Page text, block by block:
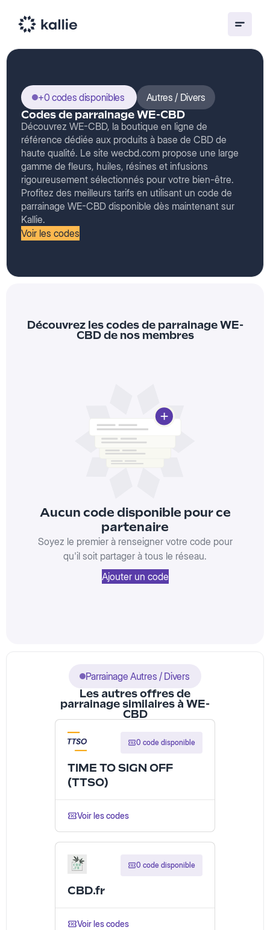
+0 codes disponibles Autres / Divers
Codes de parrainage WE-CBD
Découvrez WE-CBD, la boutique en ligne de
référence dédiée aux produits à base de CBD de
haute qualité. Le site wecbd.com propose une large
gamme de fleurs, huiles, résines et infusions
rigoureusement sélectionnés pour votre bien-être.
Profitez des meilleurs tarifs en utilisant un code de
parrainage WE-CBD disponible dès maintenant sur
Kallie.
Voir les codes
Découvrez les codes de parrainage WE-
CBD de nos membres
Aucun code disponible pour ce
partenaire
Soyez le premier à renseigner votre code pour
qu'il soit partager à tous le réseau.
Ajouter un code
Parrainage Autres / Divers
Les autres offres de
parrainage similaires à WE-
CBD
0 code disponible
TIME TO SIGN OFF
(TTSO)
Voir les codes
0 code disponible
CBD.fr
Voir les codes